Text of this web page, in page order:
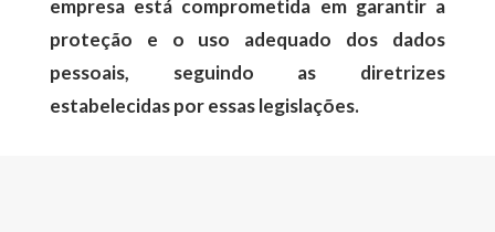
empresa está comprometida em garantir a
proteção e o uso adequado dos dados
pessoais, seguindo as diretrizes
estabelecidas por essas legislações.